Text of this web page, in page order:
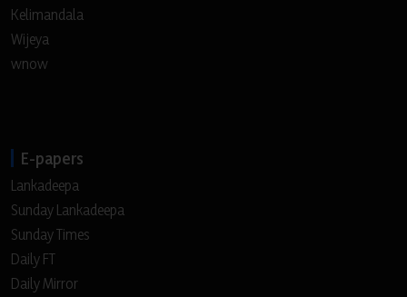
Kelimandala
Wijeya
wnow
E-papers
Lankadeepa
Sunday Lankadeepa
Sunday Times
Daily FT
Daily Mirror